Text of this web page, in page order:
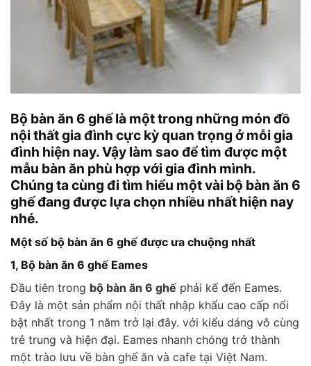
Bộ bàn ăn 6 ghế là một trong những món đồ
nội thất gia đình cực kỳ quan trọng ở mỗi gia
đình hiện nay. Vậy làm sao để tìm được một
mẫu bàn ăn phù hợp với gia đình mình.
Chúng ta cùng đi tìm hiểu một vài bộ bàn ăn 6
ghế đang được lựa chọn nhiều nhất hiện nay
nhé.
Một số bộ bàn ăn 6 ghế được ưa chuộng nhất
1, Bộ bàn ăn 6 ghế Eames
Đầu tiên trong bộ bàn ăn 6 ghế phải kể đến Eames.
Đây là một sản phẩm nội thất nhập khẩu cao cấp nổi
bật nhất trong 1 năm trở lại đây. với kiểu dáng vô cùng
trẻ trung và hiện đại. Eames nhanh chóng trở thành
một trào lưu về bàn ghế ăn và cafe tại Việt Nam.